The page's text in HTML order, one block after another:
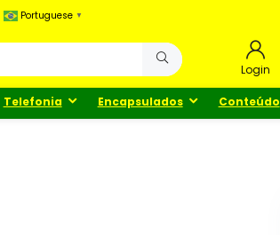
Portuguese ▼
Login
Telefonia Encapsulados Conteúdo